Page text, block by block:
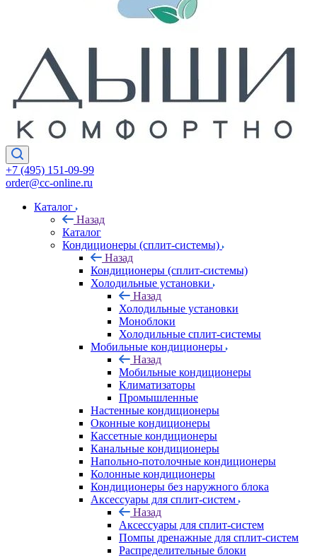
+7 (495) 151-09-99
order@cc-online.ru
Каталог
Назад
Каталог
Кондиционеры (сплит-системы)
Назад
Кондиционеры (сплит-системы)
Холодильные установки
Назад
Холодильные установки
Моноблоки
Холодильные сплит-системы
Мобильные кондиционеры
Назад
Мобильные кондиционеры
Климатизаторы
Промышленные
Настенные кондиционеры
Оконные кондиционеры
Кассетные кондиционеры
Канальные кондиционеры
Напольно-потолочные кондиционеры
Колонные кондиционеры
Кондиционеры без наружного блока
Аксессуары для сплит-систем
Назад
Аксессуары для сплит-систем
Помпы дренажные для сплит-систем
Распределительные блоки